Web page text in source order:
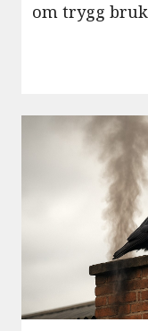
om trygg